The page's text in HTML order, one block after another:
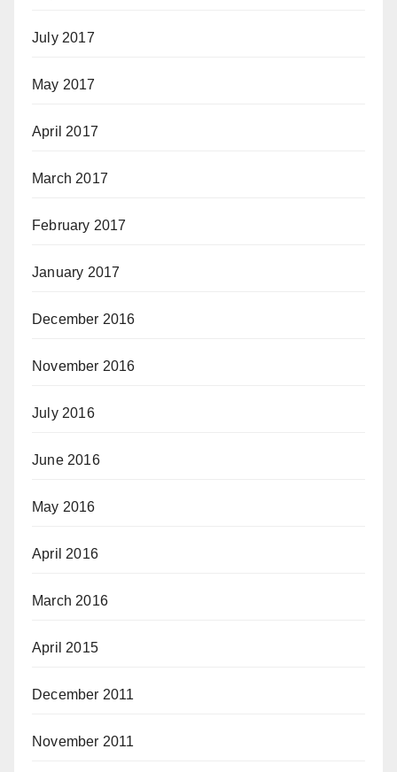
July 2017
May 2017
April 2017
March 2017
February 2017
January 2017
December 2016
November 2016
July 2016
June 2016
May 2016
April 2016
March 2016
April 2015
December 2011
November 2011